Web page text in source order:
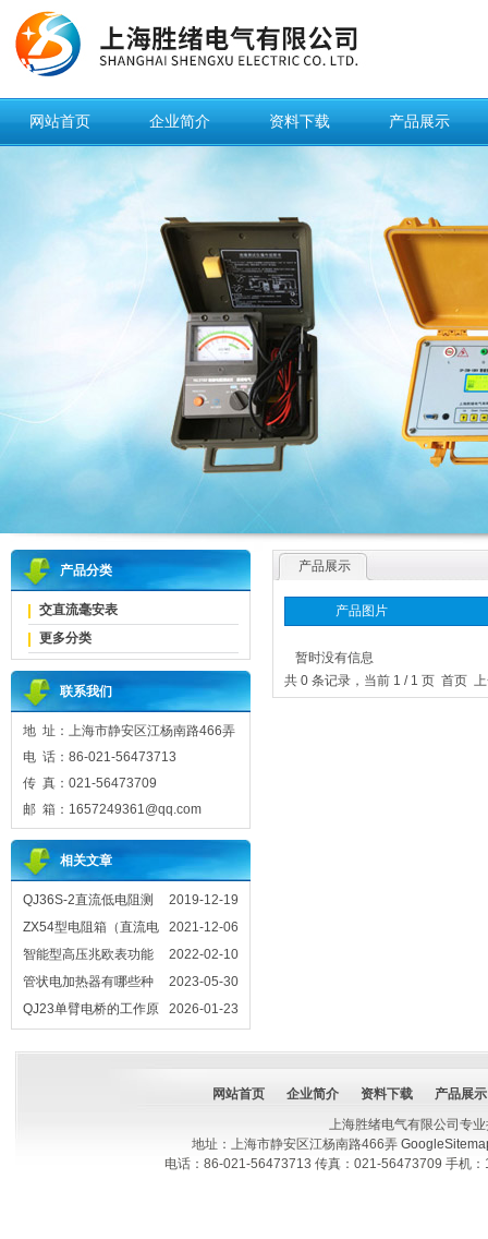
网站首页 企业简介 资料下载 产品展示
产品分类
交直流毫安表
更多分类
联系我们
地 址：上海市静安区江杨南路466弄
电 话：86-021-56473713
传 真：021-56473709
邮 箱：1657249361@qq.com
相关文章
QJ36S-2直流低电阻测
试仪怎样测量数据
2019-12-19
ZX54型电阻箱（直流电
阻器）详细介绍
2021-12-06
智能型高压兆欧表功能
介绍给大家
2022-02-10
管状电加热器有哪些种
类
2023-05-30
QJ23单臂电桥的工作原
2026-01-23
产品展示
产品图片
暂时没有信息
共 0 条记录，当前 1 / 1 页 首页
网站首页 企业简介 资料下载
产品展示
上海胜绪电气有限公司专业
地址：上海市静安区江杨南路466弄
电话：86-021-56473713 传真：021-56473709 手机